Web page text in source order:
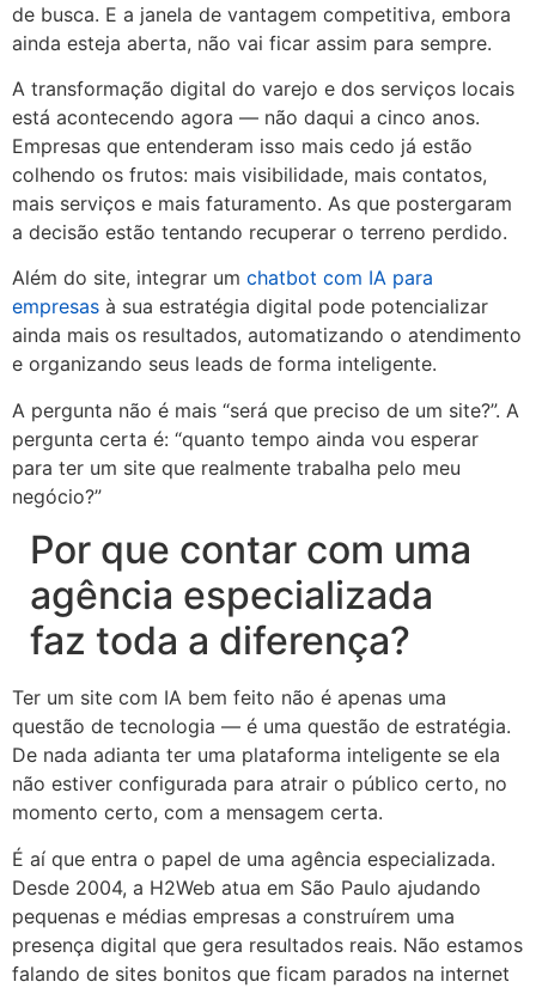
de busca. E a janela de vantagem competitiva, embora
ainda esteja aberta, não vai ficar assim para sempre.
A transformação digital do varejo e dos serviços locais
está acontecendo agora — não daqui a cinco anos.
Empresas que entenderam isso mais cedo já estão
colhendo os frutos: mais visibilidade, mais contatos,
mais serviços e mais faturamento. As que postergaram
a decisão estão tentando recuperar o terreno perdido.
Além do site, integrar um chatbot com IA para
empresas à sua estratégia digital pode potencializar
ainda mais os resultados, automatizando o atendimento
e organizando seus leads de forma inteligente.
A pergunta não é mais “será que preciso de um site?”. A
pergunta certa é: “quanto tempo ainda vou esperar
para ter um site que realmente trabalha pelo meu
negócio?”
Por que contar com uma
agência especializada
faz toda a diferença?
Ter um site com IA bem feito não é apenas uma
questão de tecnologia — é uma questão de estratégia.
De nada adianta ter uma plataforma inteligente se ela
não estiver configurada para atrair o público certo, no
momento certo, com a mensagem certa.
É aí que entra o papel de uma agência especializada.
Desde 2004, a H2Web atua em São Paulo ajudando
pequenas e médias empresas a construírem uma
presença digital que gera resultados reais. Não estamos
falando de sites bonitos que ficam parados na internet